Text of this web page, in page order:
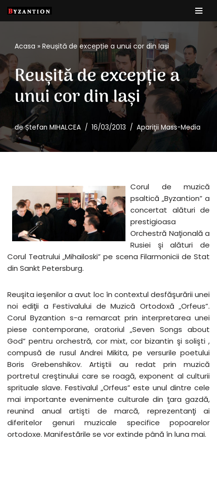
conținut
Acasa » Reușită de excepție a unui cor din Iași
Reușită de excepție a
unui cor din Iași
deȘtefan MIHALCEA 16/03/2013 Apariţii Mass-Media
Corul de muzică
psaltică „Byzantion” a
concertat alături de
prestigioasa
Orchestră Naţională a
Rusiei şi alături de
Corul Teatrului „Mihailoski” pe scena Filarmonicii de Stat
din Sankt Petersburg.
Reuşita ieşenilor a avut loc în contextul desfăşurării unei
noi ediţii a Festivalului de Muzică Ortodoxă „Orfeus”.
Corul Byzantion s-a remarcat prin interpretarea unei
piese contemporane, oratoriul „Seven Songs about
God” pentru orchestră, cor mixt, cor bizantin şi solişti ,
compusă de rusul Andrei Mikita, pe versurile poetului
Boris Grebenshikov. Artiştii au redat prin muzică
portretul creştinului care se roagă, exponent al culturii
sprituale slave. Festivalul „Orfeus” este unul dintre cele
mai importante evenimente culturale din ţara gazdă,
reunind anual artişti de marcă, reprezentanţi ai
diferitelor genuri muzicale specifice popoarelor
ortodoxe. Manifestările se vor extinde până în luna mai.